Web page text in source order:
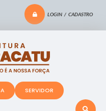
LOGIN / CADASTRO
SERVIDOR